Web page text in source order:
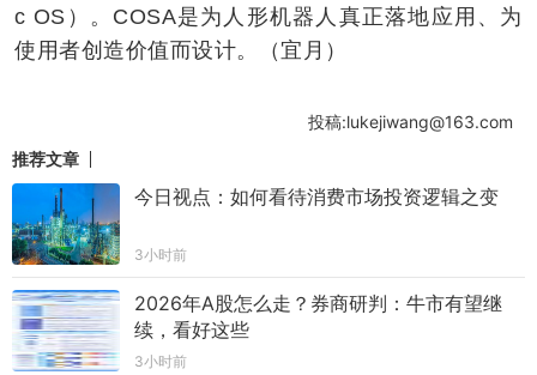
c OS）。COSA是为人形机器人真正落地应用、为
使用者创造价值而设计。（宜月）
投稿:lukejiwang@163.com
推荐文章
今日视点：如何看待消费市场投资逻辑之变
3小时前
2026年A股怎么走？券商研判：牛市有望继
续，看好这些
3小时前